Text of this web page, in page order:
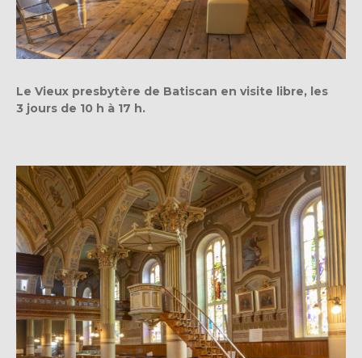
Le Vieux presbytère de Batiscan en visite libre, les
3 jours de 10 h à 17 h.